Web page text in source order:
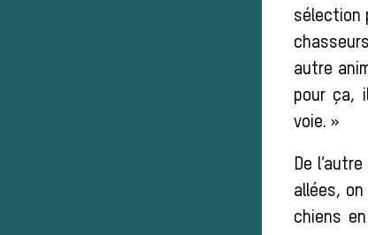
sélection
autre
pour ça,
voie. »
De
allées,
chiens